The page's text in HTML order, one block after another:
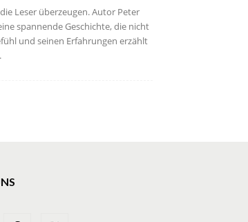
Leser überzeugen. Autor Peter
spannende Geschichte, die nicht
und seinen Erfahrungen erzählt